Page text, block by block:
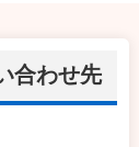
合わせ先